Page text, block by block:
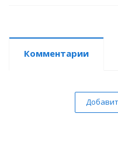
Комментарии